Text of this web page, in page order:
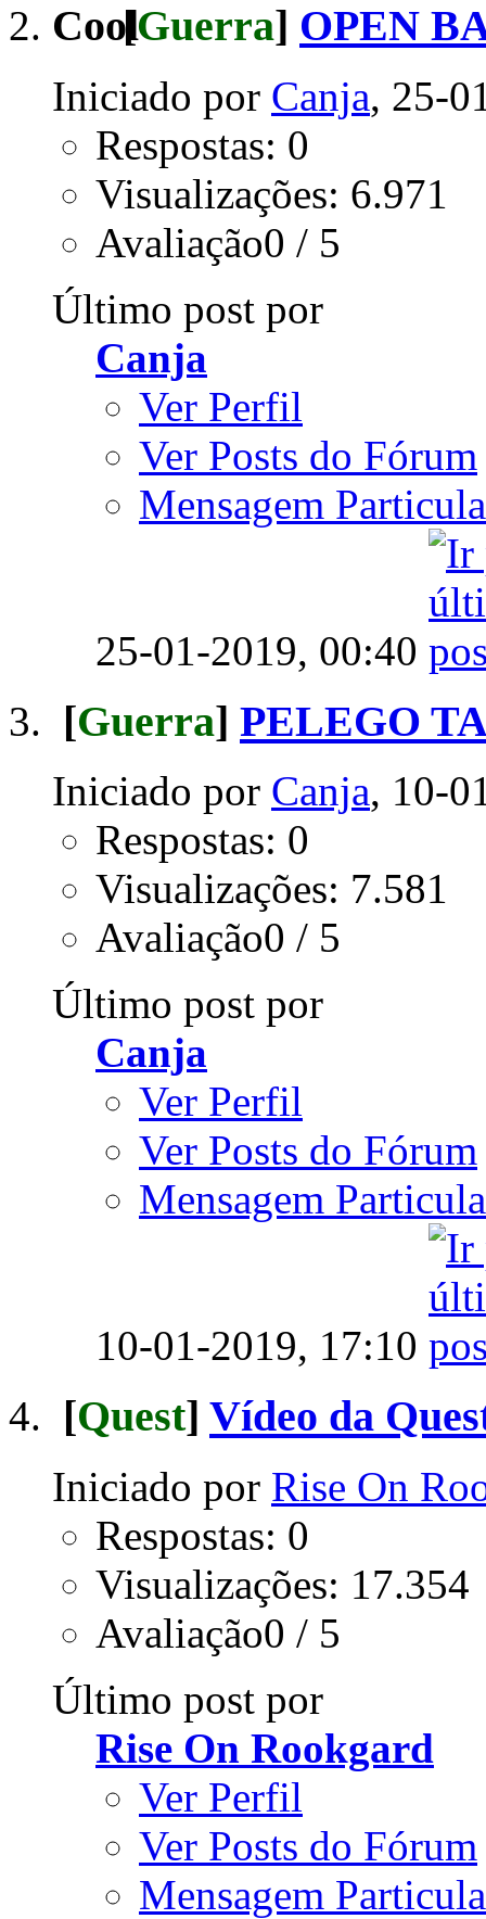
[Guerra] OPEN
Iniciado por Canja, 25-
Respostas: 0
Visualizações: 6.971
Avaliação0 / 5
Último post por
Canja
Ver Perfil
Ver Posts do Fórum
Mensagem
25-01-2019, 00:40
[Guerra] PELEGO
Iniciado por Canja, 10-
Respostas: 0
Visualizações: 7.581
Avaliação0 / 5
Último post por
Canja
Ver Perfil
Ver Posts do Fórum
Mensagem
10-01-2019, 17:10
[Quest] Vídeo da
Iniciado por Rise On
Respostas: 0
Visualizações: 17.354
Avaliação0 / 5
Último post por
Rise On Rookgard
Ver Perfil
Ver Posts do Fórum
Mensagem